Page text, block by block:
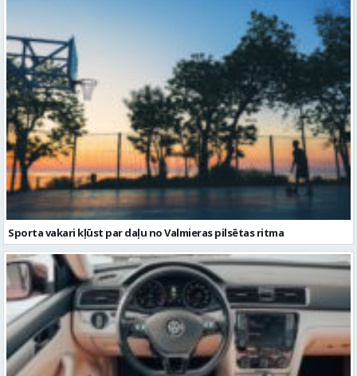
Sporta vakari kļūst par daļu no Valmieras pilsētas ritma